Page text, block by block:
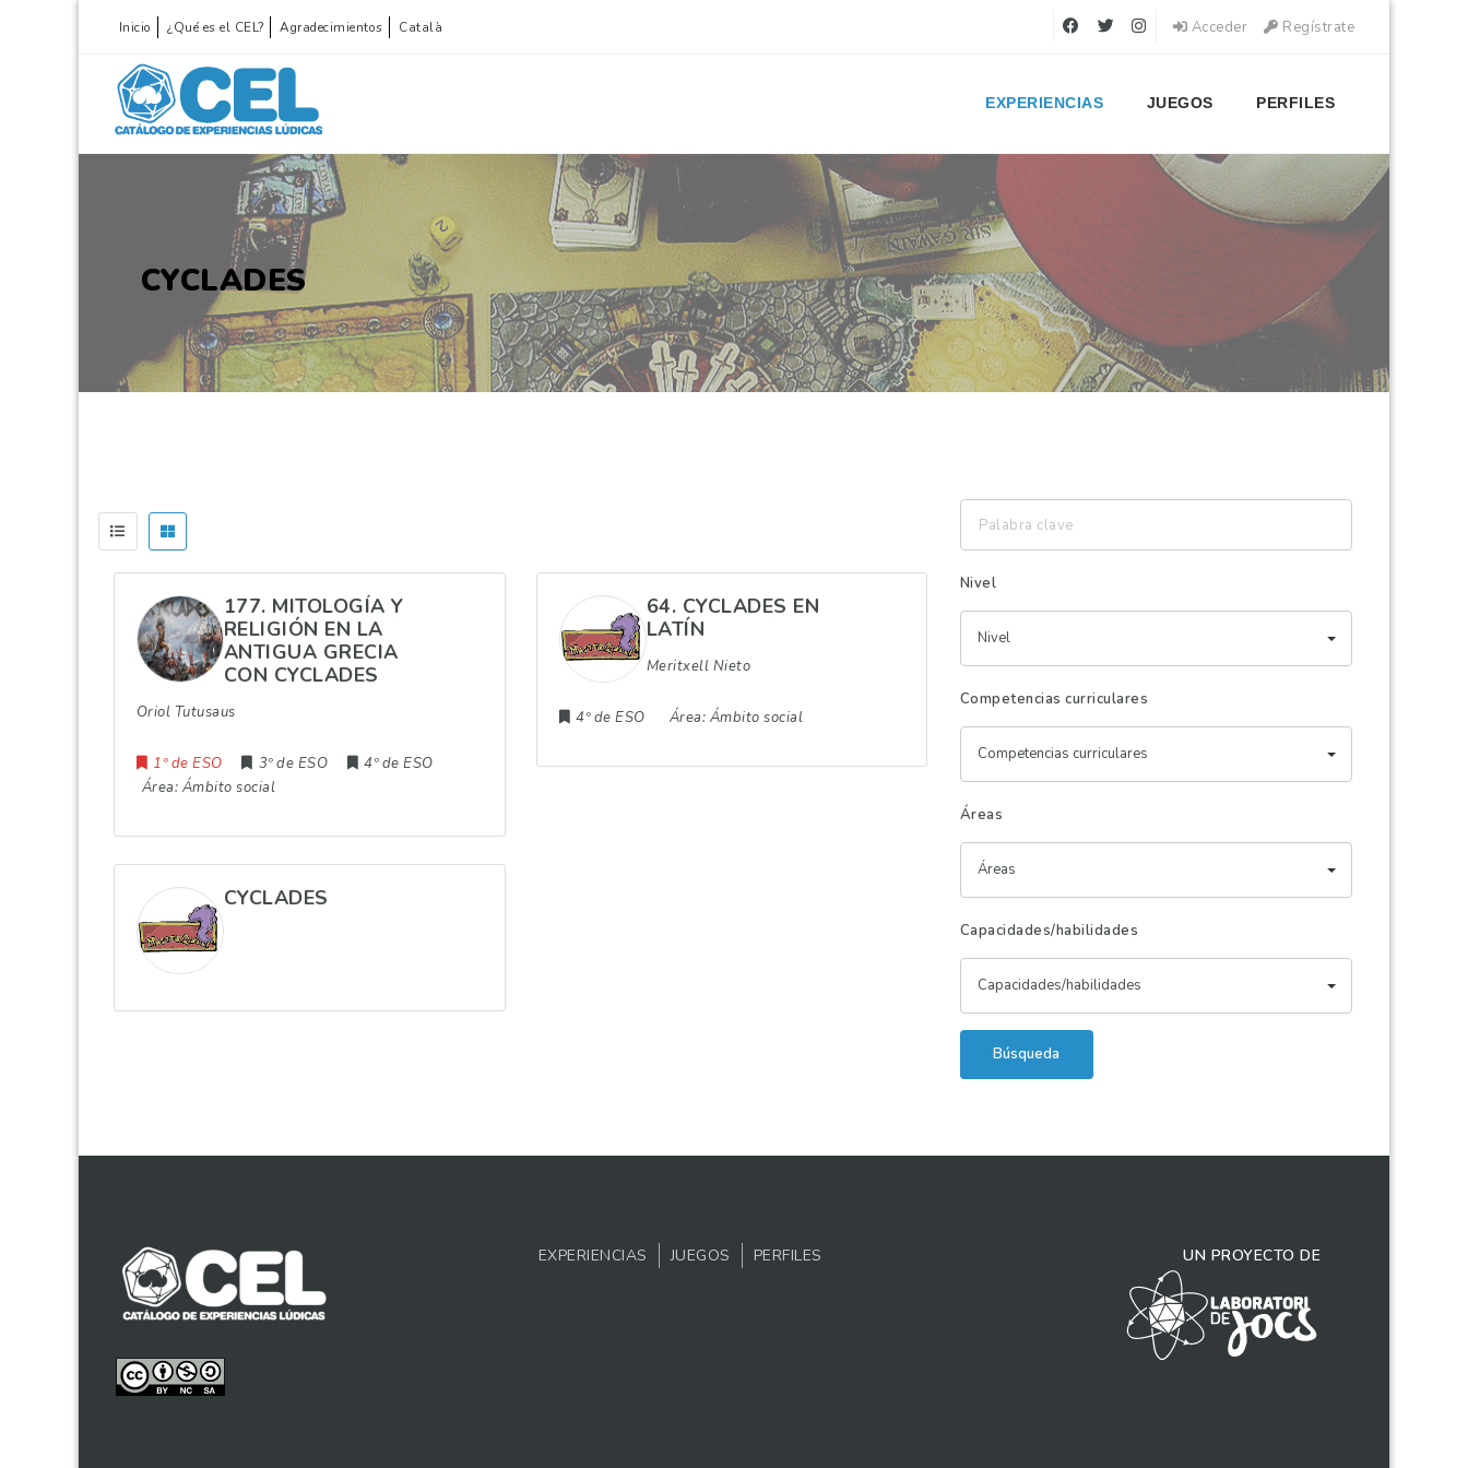
Inicio ¿Qué es el CEL? Agradecimientos Català Acceder Regístrate
EXPERIENCIAS JUEGOS PERFILES
CYCLADES
177. MITOLOGÍA Y
RELIGIÓN EN LA
ANTIGUA GRECIA
CON CYCLADES
Oriol Tutusaus
1º de ESO 3º de ESO
4º de ESO
Área: Ámbito social
64. CYCLADES EN
LATÍN
Meritxell Nieto
4º de ESO Área: Ámbito social
CYCLADES
clave
Nivel
Nivel
Competencias curriculares
Competencias curriculares
Áreas
Áreas
Capacidades/habilidades
Capacidades/habilidades
Búsqueda
EXPERIENCIAS JUEGOS PERFILES UN PROYECTO DE